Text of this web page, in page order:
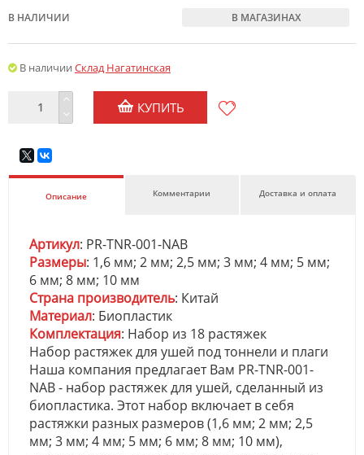
В НАЛИЧИИ В МАГАЗИНАХ
В наличии Склад Нагатинская
КУПИТЬ
Описание Комментарии Доставка и оплата
Артикул: PR-TNR-001-NAB
Размеры: 1,6 мм; 2 мм; 2,5 мм; 3 мм; 4 мм; 5 мм;
6 мм; 8 мм; 10 мм
Страна производитель: Китай
Материал: Биопластик
Комплектация: Набор из 18 растяжек
Набор растяжек для ушей под тоннели и плаги
Наша компания предлагает Вам PR-TNR-001-
NAB - набор растяжек для ушей, сделанный из
биопластика. Этот набор включает в себя
растяжки разных размеров (1,6 мм; 2 мм; 2,5
мм; 3 мм; 4 мм; 5 мм; 6 мм; 8 мм; 10 мм),